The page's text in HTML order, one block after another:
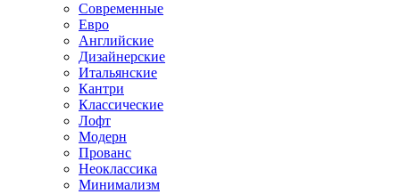
Современные
Евро
Английские
Дизайнерские
Итальянские
Кантри
Классические
Лофт
Модерн
Прованс
Неоклассика
Минимализм